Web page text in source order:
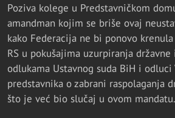
Poziva kolege u Predstavničkom
amandman kojim se briše ovaj
kako Federacija ne bi ponovo
RS u pokušajima uzurpiranja
odlukama Ustavnog suda BiH i odluci
predstavnika o zabrani raspolaganja
što je već bio slučaj u ovom mandatu.